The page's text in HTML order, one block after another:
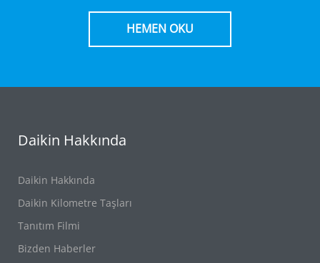
HEMEN OKU
Daikin Hakkında
Daikin Hakkında
Daikin Kilometre Taşları
Tanıtım Filmi
Bizden Haberler